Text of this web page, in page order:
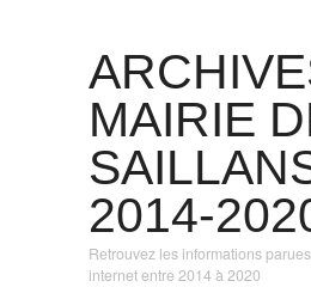
MAIRIE
2014-
Retrouvez les informations
internet entre 2014 à 2020